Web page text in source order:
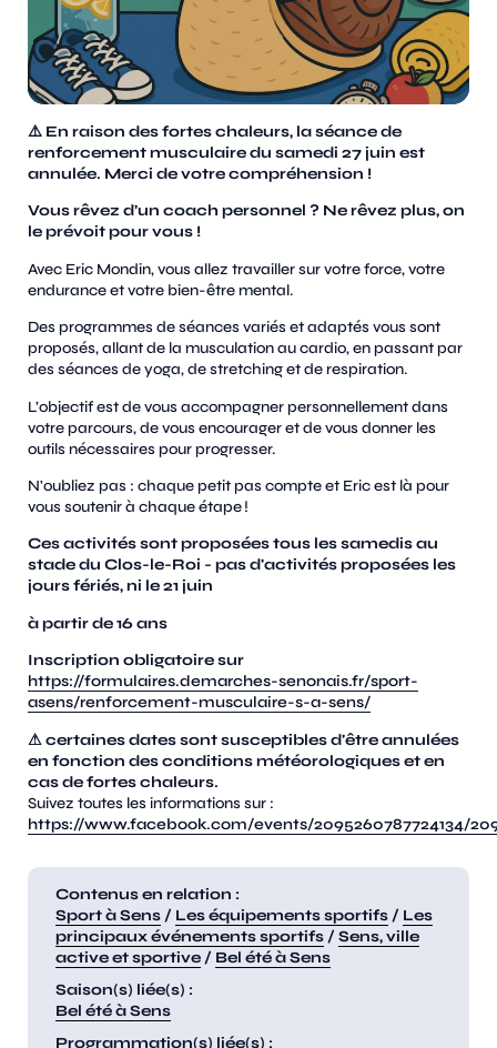
⚠️ En raison des fortes chaleurs, la séance de
renforcement musculaire du samedi 27 juin est
annulée. Merci de votre compréhension !
Vous rêvez d’un coach personnel ? Ne rêvez plus, on
le prévoit pour vous !
Avec Eric Mondin, vous allez travailler sur votre force, votre
endurance et votre bien-être mental.
Des programmes de séances variés et adaptés vous sont
proposés, allant de la musculation au cardio, en passant par
des séances de yoga, de stretching et de respiration.
L’objectif est de vous accompagner personnellement dans
votre parcours, de vous encourager et de vous donner les
outils nécessaires pour progresser.
N'oubliez pas : chaque petit pas compte et Eric est là pour
vous soutenir à chaque étape !
Ces activités sont proposées tous les samedis au
stade du Clos-le-Roi - pas d'activités proposées les
jours fériés, ni le 21 juin
à partir de 16 ans
Inscription obligatoire sur
https://formulaires.demarches-senonais.fr/sport-
asens/renforcement-musculaire-s-a-sens/
⚠ certaines dates sont susceptibles d'être annulées
en fonction des conditions météorologiques et en
cas de fortes chaleurs.
Suivez toutes les informations sur :
https://www.facebook.com/events/2095260787724134/
Contenus en relation :
Sport à Sens / Les équipements sportifs / Les
principaux événements sportifs / Sens, ville
active et sportive / Bel été à Sens
Saison(s) liée(s) :
Bel été à Sens
Programmation(s) liée(s) :